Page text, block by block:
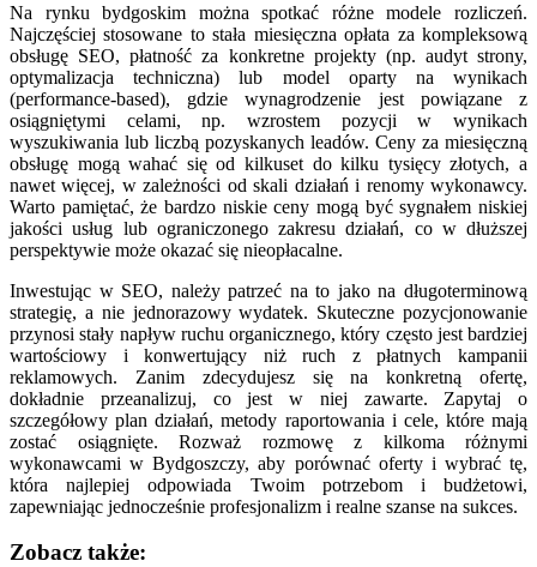
Na rynku bydgoskim można spotkać różne modele rozliczeń.
Najczęściej stosowane to stała miesięczna opłata za kompleksową
obsługę SEO, płatność za konkretne projekty (np. audyt strony,
optymalizacja techniczna) lub model oparty na wynikach
(performance-based), gdzie wynagrodzenie jest powiązane z
osiągniętymi celami, np. wzrostem pozycji w wynikach
wyszukiwania lub liczbą pozyskanych leadów. Ceny za miesięczną
obsługę mogą wahać się od kilkuset do kilku tysięcy złotych, a
nawet więcej, w zależności od skali działań i renomy wykonawcy.
Warto pamiętać, że bardzo niskie ceny mogą być sygnałem niskiej
jakości usług lub ograniczonego zakresu działań, co w dłuższej
perspektywie może okazać się nieopłacalne.
Inwestując w SEO, należy patrzeć na to jako na długoterminową
strategię, a nie jednorazowy wydatek. Skuteczne pozycjonowanie
przynosi stały napływ ruchu organicznego, który często jest bardziej
wartościowy i konwertujący niż ruch z płatnych kampanii
reklamowych. Zanim zdecydujesz się na konkretną ofertę,
dokładnie przeanalizuj, co jest w niej zawarte. Zapytaj o
szczegółowy plan działań, metody raportowania i cele, które mają
zostać osiągnięte. Rozważ rozmowę z kilkoma różnymi
wykonawcami w Bydgoszczy, aby porównać oferty i wybrać tę,
która najlepiej odpowiada Twoim potrzebom i budżetowi,
zapewniając jednocześnie profesjonalizm i realne szanse na sukces.
Zobacz także: